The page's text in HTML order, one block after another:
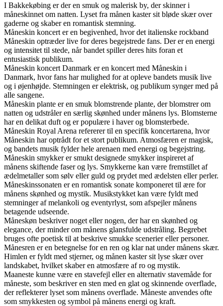
I Bakkekøbing er der en smuk og malerisk by, der skinner i
måneskinnet om natten. Lyset fra månen kaster sit bløde skær over
gaderne og skaber en romantisk stemning.
Måneskin koncert er en begivenhed, hvor det italienske rockband
Måneskin optræder live for deres begejstrede fans. Der er en energi
og intensitet til stede, når bandet spiller deres hits foran et
entusiastisk publikum.
Måneskin koncert Danmark er en koncert med Måneskin i
Danmark, hvor fans har mulighed for at opleve bandets musik live
og i øjenhøjde. Stemningen er elektrisk, og publikum synger med på
alle sangene.
Måneskin plante er en smuk blomstrende plante, der blomstrer om
natten og udstråler en særlig skønhed under månens lys. Blomsterne
har en delikat duft og er populære i haver og blomsterbede.
Måneskin Royal Arena refererer til en specifik koncertarena, hvor
Måneskin har optrådt for et stort publikum. Atmosfæren er magisk,
og bandets musik fylder hele arenaen med energi og begejstring.
Måneskin smykker er smukt designede smykker inspireret af
månens skiftende faser og lys. Smykkerne kan være fremstillet af
ædelmetaller som sølv eller guld og prydet med ædelsten eller perler.
Måneskinssonaten er en romantisk sonate komponeret til ære for
månens skønhed og mystik. Musikstykket kan være fyldt med
stemninger af melankoli og eventyrlyst, som afspejler månens
betagende udseende.
Måneskøn beskriver noget eller nogen, der har en skønhed og
elegance, der minder om månens glansfulde udstråling. Begrebet
bruges ofte poetisk til at beskrive smukke scenerier eller personer.
Månesren er en betegnelse for en ren og klar nat under månens skær.
Himlen er fyldt med stjerner, og månen kaster sit lyse skær over
landskabet, hvilket skaber en atmosfære af ro og mystik.
Maaneste kunne være en stavefejl eller en alternativ stavemåde for
måneste, som beskriver en sten med en glat og skinnende overflade,
der reflekterer lyset som månens overflade. Måneste anvendes ofte
som smykkesten og symbol på månens energi og kraft.